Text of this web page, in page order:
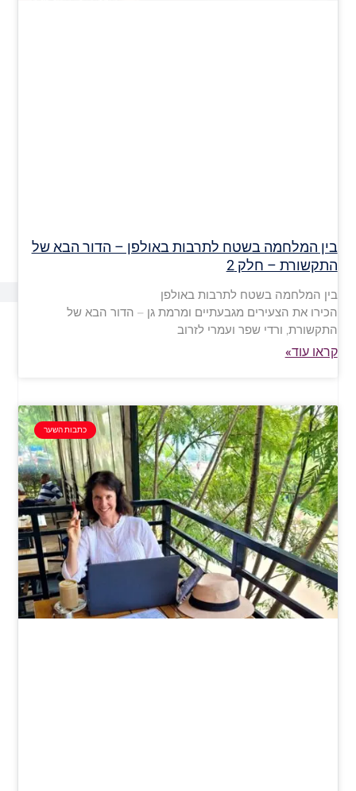
בין המלחמה בשטח לתרבות באולפן – הדור הבא של
התקשורת – חלק 2
בין המלחמה בשטח לתרבות באולפן
הכירו את הצעירים מגבעתיים ומרמת גן – הדור הבא של
התקשורת, ורדי שפר ועמרי לזרוב
קראו עוד»
כתבות השער